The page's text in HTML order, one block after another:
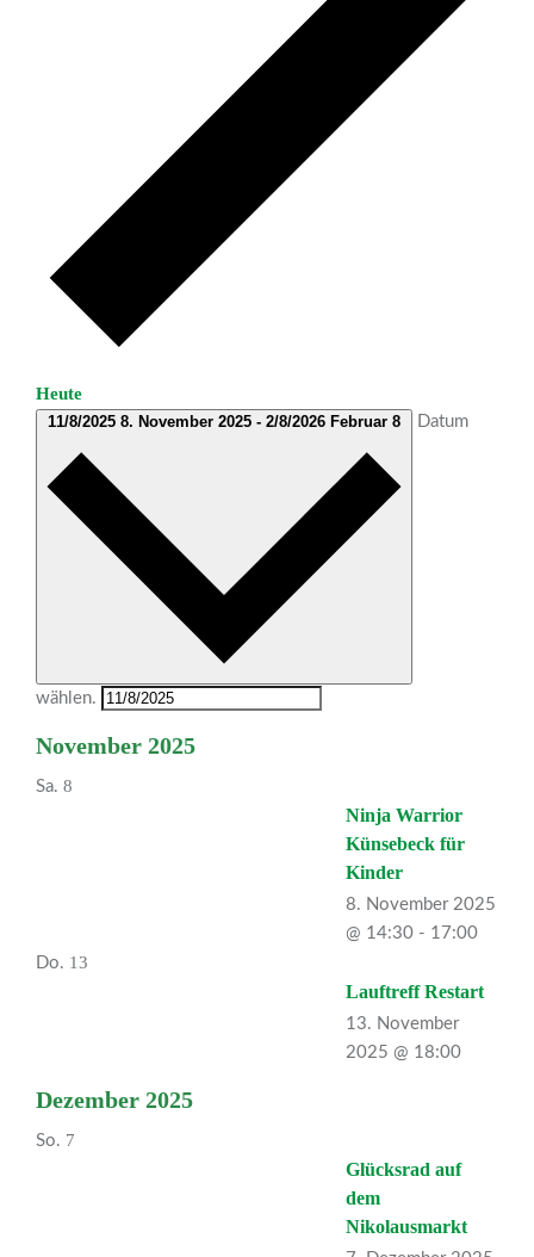
Heute
11/8/2025 8. November 2025 - 2/8/2026 Februar 8 Datum
wählen.
November 2025
Sa. 8
Ninja Warrior
Künsebeck für
Kinder
8. November 2025
@ 14:30 - 17:00
Do. 13
Lauftreff Restart
13. November
2025 @ 18:00
Dezember 2025
So. 7
Glücksrad auf
dem
Nikolausmarkt